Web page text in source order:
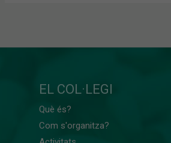
EL COL·LEGI
Què és?
Com s'organitza?